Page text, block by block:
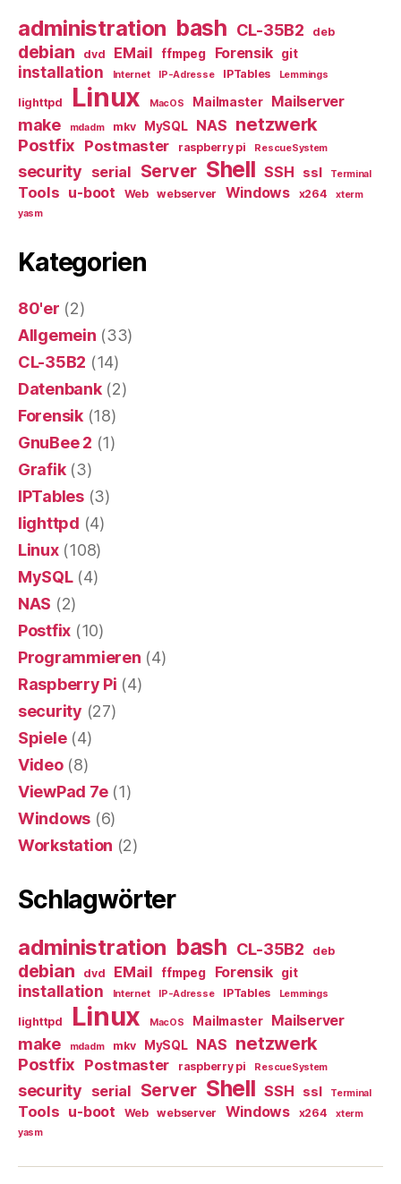
administration bash CL-35B2 deb
debian dvd EMail ffmpeg Forensik git
installation Internet IP-Adresse IPTables Lemmings
lighttpd Linux MacOS Mailmaster Mailserver
make mdadm mkv MySQL NAS netzwerk
Postfix Postmaster raspberry pi RescueSystem
security serial Server Shell SSH ssl Terminal
Tools u-boot Web webserver Windows x264
xterm
yasm
Kategorien
80'er (2)
Allgemein (33)
CL-35B2 (14)
Datenbank(2)
Forensik(18)
GnuBee 2 (1)
Grafik(3)
IPTables(3)
lighttpd (4)
Linux(108)
MySQL(4)
NAS (2)
Postfix (10)
Programmieren (4)
Raspberry Pi (4)
security (27)
Spiele(4)
Video(8)
ViewPad 7e(1)
Windows (6)
Workstation (2)
Schlagwörter
administration bash CL-35B2 deb
debian dvd EMail ffmpeg Forensik git
installation Internet IP-Adresse IPTables Lemmings
lighttpd Linux MacOS Mailmaster Mailserver
make mdadm mkv MySQL NAS netzwerk
Postfix Postmaster raspberry pi RescueSystem
security serial Server Shell SSH ssl Terminal
Tools u-boot Web webserver Windows x264
xterm
yasm